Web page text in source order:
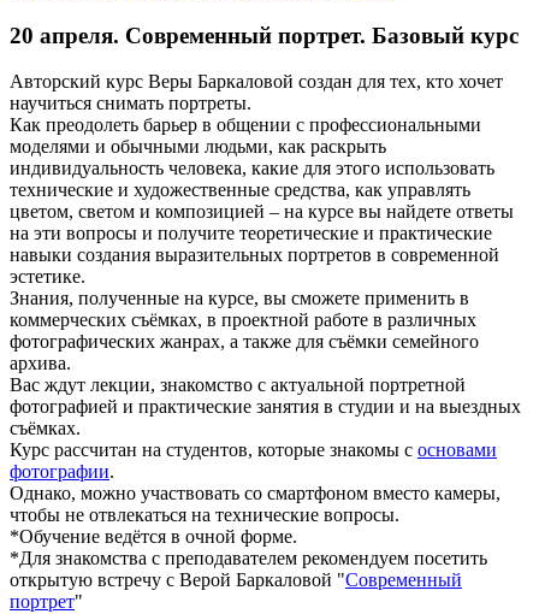
20 апреля. Современный портрет. Базовый курс
Авторский курс Веры Баркаловой создан для тех, кто хочет
научиться снимать портреты.
Как преодолеть барьер в общении с профессиональными
моделями и обычными людьми, как раскрыть
индивидуальность человека, какие для этого использовать
технические и художественные средства, как управлять
цветом, светом и композицией – на курсе вы найдете ответы
на эти вопросы и получите теоретические и практические
навыки создания выразительных портретов в современной
эстетике.
Знания, полученные на курсе, вы сможете применить в
коммерческих съёмках, в проектной работе в различных
фотографических жанрах, а также для съёмки семейного
архива.
Вас ждут лекции, знакомство с актуальной портретной
фотографией и практические занятия в студии и на выездных
съёмках.
Курс рассчитан на студентов, которые знакомы с основами
фотографии.
Однако, можно участвовать со смартфоном вместо камеры,
чтобы не отвлекаться на технические вопросы.
*Обучение ведётся в очной форме.
*Для знакомства с преподавателем рекомендуем посетить
открытую встречу с Верой Баркаловой "Современный
портрет"